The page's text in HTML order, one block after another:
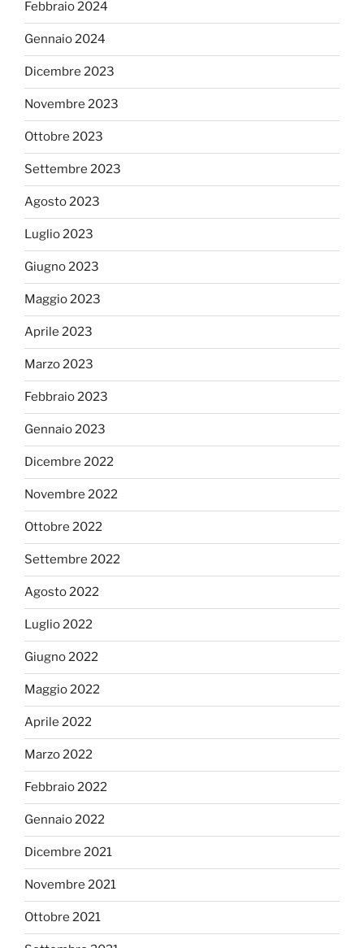
Febbraio 2024
Gennaio 2024
Dicembre 2023
Novembre 2023
Ottobre 2023
Settembre 2023
Agosto 2023
Luglio 2023
Giugno 2023
Maggio 2023
Aprile 2023
Marzo 2023
Febbraio 2023
Gennaio 2023
Dicembre 2022
Novembre 2022
Ottobre 2022
Settembre 2022
Agosto 2022
Luglio 2022
Giugno 2022
Maggio 2022
Aprile 2022
Marzo 2022
Febbraio 2022
Gennaio 2022
Dicembre 2021
Novembre 2021
Ottobre 2021